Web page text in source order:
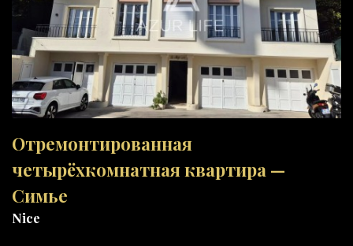
Отремонтированная
четырёхкомнатная квартира —
Симье
Nice